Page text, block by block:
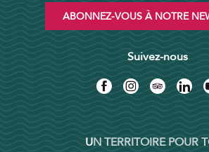
ABONNEZ-VOUS À NOTRE
Suivez-nous
UN TERRITOIRE POUR